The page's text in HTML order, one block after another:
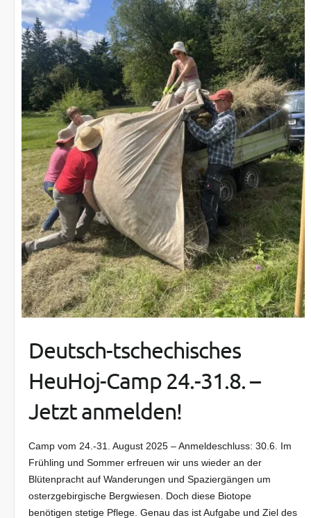
Deutsch-tschechisches
HeuHoj-Camp 24.-31.8. –
Jetzt anmelden!
Camp vom 24.-31. August 2025 – Anmeldeschluss: 30.6. Im
Frühling und Sommer erfreuen wir uns wieder an der
Blütenpracht auf Wanderungen und Spaziergängen um
osterzgebirgische Bergwiesen. Doch diese Biotope
benötigen stetige Pflege. Genau das ist Aufgabe und Ziel des